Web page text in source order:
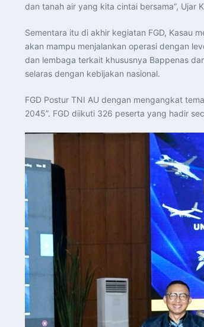
dan tanah air yang kita cintai bersama”, Ujar
Sementara itu di akhir kegiatan FGD, Kasau
akan mampu menjalankan operasi dengan
dan lembaga terkait khususnya Bappenas
selaras dengan kebijakan nasional.
FGD Postur TNI AU dengan mengangkat
2045”. FGD diikuti 326 peserta yang hadir